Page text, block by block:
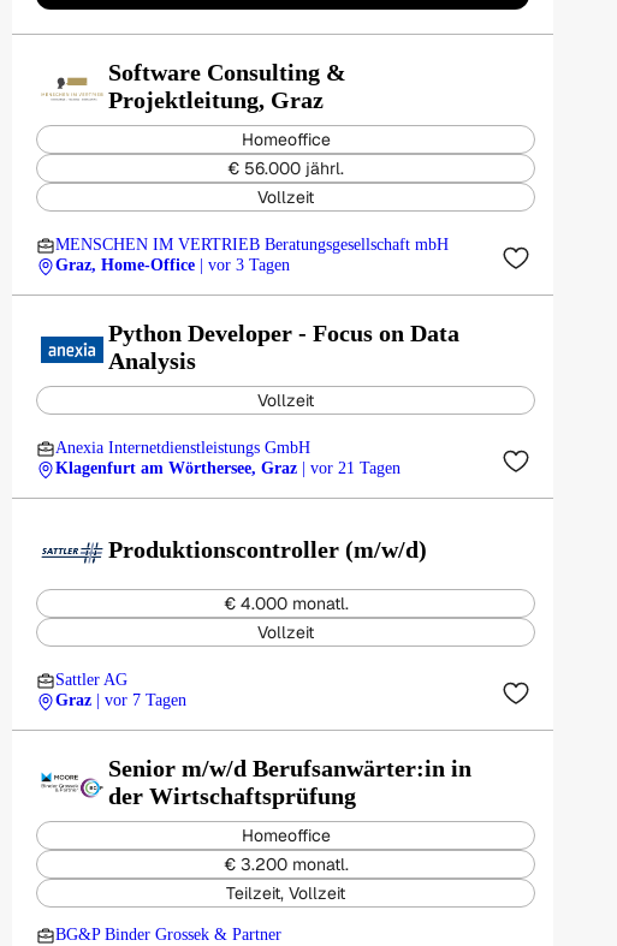
Software Consulting &
Projektleitung, Graz
Homeoffice
€ 56.000 jährl.
Vollzeit
MENSCHEN IM VERTRIEB Beratungsgesellschaft mbH
Graz, Home-Office
| vor 3 Tagen
Python Developer - Focus on Data
Analysis
Vollzeit
Anexia Internetdienstleistungs GmbH
Klagenfurt am Wörthersee, Graz
| vor 21 Tagen
Produktionscontroller (m/w/d)
€ 4.000 monatl.
Vollzeit
Sattler AG
Graz
| vor 7 Tagen
Senior m/w/d Berufsanwärter:in in
der Wirtschaftsprüfung
Homeoffice
€ 3.200 monatl.
Teilzeit, Vollzeit
BG&P Binder Grossek & Partner